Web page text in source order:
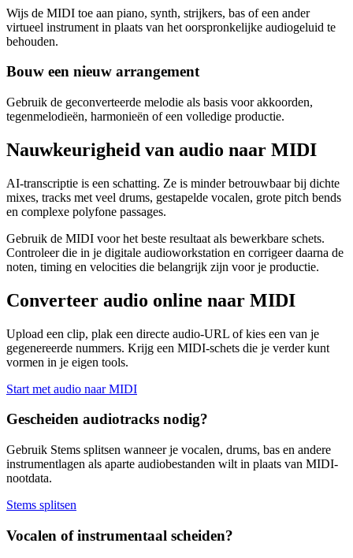
Wijs de MIDI toe aan piano, synth, strijkers, bas of een ander
virtueel instrument in plaats van het oorspronkelijke audiogeluid te
behouden.
Bouw een nieuw arrangement
Gebruik de geconverteerde melodie als basis voor akkoorden,
tegenmelodieën, harmonieën of een volledige productie.
Nauwkeurigheid van audio naar MIDI
AI-transcriptie is een schatting. Ze is minder betrouwbaar bij dichte
mixes, tracks met veel drums, gestapelde vocalen, grote pitch bends
en complexe polyfone passages.
Gebruik de MIDI voor het beste resultaat als bewerkbare schets.
Controleer die in je digitale audioworkstation en corrigeer daarna de
noten, timing en velocities die belangrijk zijn voor je productie.
Converteer audio online naar MIDI
Upload een clip, plak een directe audio-URL of kies een van je
gegenereerde nummers. Krijg een MIDI-schets die je verder kunt
vormen in je eigen tools.
Start met audio naar MIDI
Gescheiden audiotracks nodig?
Gebruik Stems splitsen wanneer je vocalen, drums, bas en andere
instrumentlagen als aparte audiobestanden wilt in plaats van MIDI-
nootdata.
Stems splitsen
Vocalen of instrumentaal scheiden?